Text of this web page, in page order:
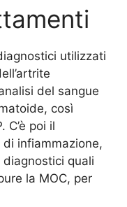
utilizzati
del sangue
così
C’è poi il
infiammazione,
quali
la MOC, per